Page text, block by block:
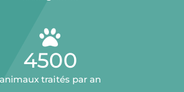
4500
animaux traités par an